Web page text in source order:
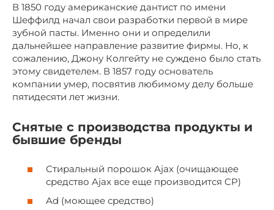
В 1850 году американские дантист по имени
Шеффилд начал свои разработки первой в мире
зубной пасты. Именно они и определили
дальнейшее направление развитие фирмы. Но, к
сожалению, Джону Колгейту не суждено было стать
этому свидетелем. В 1857 году основатель
компании умер, посвятив любимому делу больше
пятидесяти лет жизни.
Снятые с производства продукты и
бывшие бренды
Стиральный порошок Ajax (очищающее
средство Ajax все еще производится CP)
Ad (моющее средство)